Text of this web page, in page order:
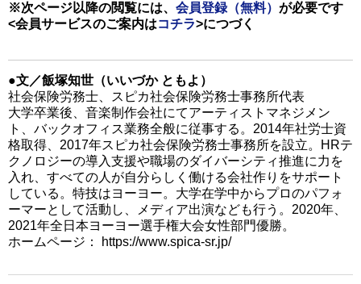
※次ページ以降の閲覧には、 会員登録（無料） が必要です
<会員サービスのご案内はコチラ>につづく
●文／飯塚知世（いいづか ともよ）
社会保険労務士、スピカ社会保険労務士事務所代表
大学卒業後、音楽制作会社にてアーティストマネジメン
ト、バックオフィス業務全般に従事する。2014年社労士資
格取得、2017年スピカ社会保険労務士事務所を設立。HRテ
クノロジーの導入支援や職場のダイバーシティ推進に力を
入れ、すべての人が自分らしく働ける会社作りをサポート
している。特技はヨーヨー。大学在学中からプロのパフォ
ーマーとして活動し、メディア出演なども行う。2020年、
2021年全日本ヨーヨー選手権大会女性部門優勝。
ホームページ： https://www.spica-sr.jp/